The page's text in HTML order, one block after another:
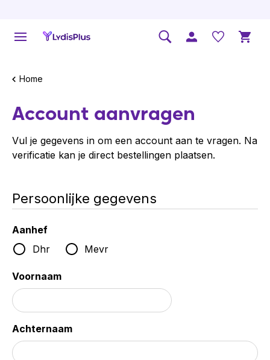
Home
Account aanvragen
Vul je gegevens in om een account aan te vragen. Na
verificatie kan je direct bestellingen plaatsen.
Persoonlijke gegevens
Aanhef
Dhr
Mevr
Voornaam
Achternaam